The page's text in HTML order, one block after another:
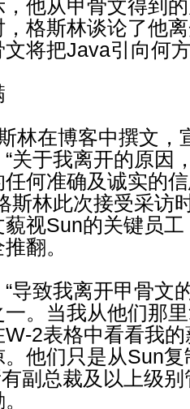
他从甲骨文得到
格斯林谈论了他
文将把Java引向何
林在博客中撰文，
关于我离开的原因
何准确及诚实的
斯林此次接受采访
视Sun的关键员
翻。
导致我离开甲骨文
。当我从他们那
W-2表格中看看我
他们只是从Sun复
副总裁及以上级